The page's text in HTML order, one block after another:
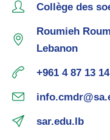
Collège des
Roumieh
Lebanon
+961 4 87 13 14
sar.edu.lb